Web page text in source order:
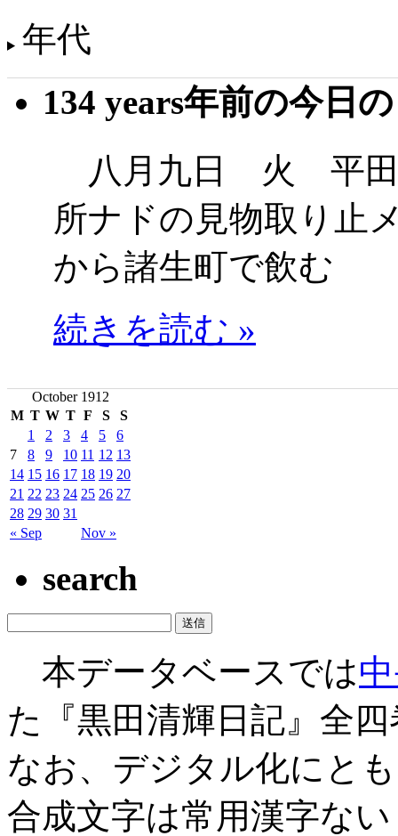
年代
134 years年前の今日
八月九日 火 平田
所ナドの見物取り止
から諸生町で飲む
続きを読む »
October 1912
M T W T F S S
« Sep Nov »
1 2 3 4 5
6
7
8 9 10 11 12 13
14 15 16 17 18 19 20
21 22 23 24 25 26 27
28 29 30 31
search
本データベースでは
た『黒田清輝日記』全
なお、デジタル化にと
合成文字は常用漢字な